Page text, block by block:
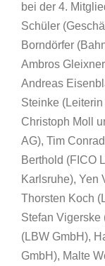
bei der 4.
Schüler
Borndörfer
Ambros
Andreas
Steinke
Christoph Moll
AG), Tim
Berthold (FICO
Karlsruhe), Yen
Thorsten Koch
Stefan Vigerske
(LBW GmbH),
GmbH), Malte